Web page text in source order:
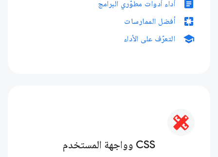
article أداء أدوات مطوّري البرامج
pages أفضل الممارسات
school التعرّف على الأداء
CSS وواجهة المستخدم